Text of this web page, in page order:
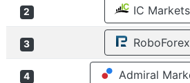
2 IC Markets
3 RoboForex
4 Admiral